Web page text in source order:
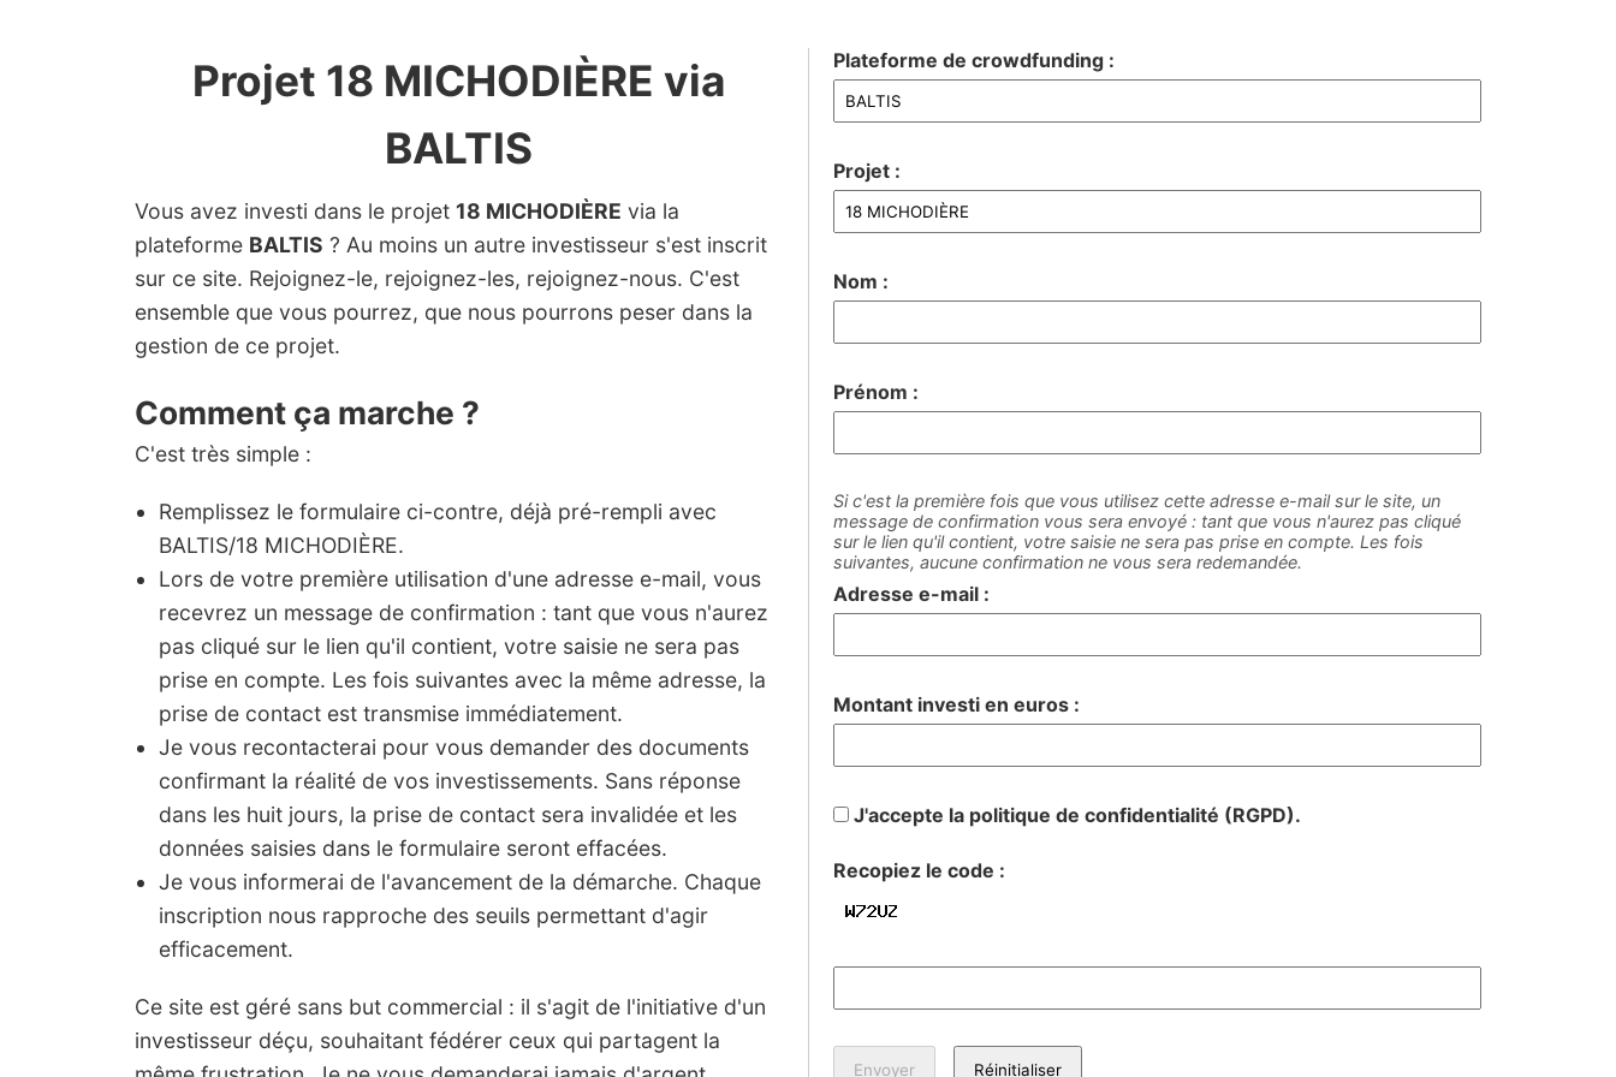
Projet 18 MICHODIÈRE via
BALTIS
Vous avez investi dans le projet 18 MICHODIÈRE via la
plateforme BALTIS ? Au moins un autre investisseur s'est inscrit
sur ce site. Rejoignez-le, rejoignez-les, rejoignez-nous. C'est
ensemble que vous pourrez, que nous pourrons peser dans la
gestion de ce projet.
Comment ça marche ?
C'est très simple :
Remplissez le formulaire ci-contre, déjà pré-rempli avec
BALTIS/18 MICHODIÈRE.
Lors de votre première utilisation d'une adresse e-mail, vous
recevrez un message de confirmation : tant que vous n'aurez
pas cliqué sur le lien qu'il contient, votre saisie ne sera pas
prise en compte. Les fois suivantes avec la même adresse, la
prise de contact est transmise immédiatement.
Je vous recontacterai pour vous demander des documents
confirmant la réalité de vos investissements. Sans réponse
dans les huit jours, la prise de contact sera invalidée et les
données saisies dans le formulaire seront effacées.
Je vous informerai de l'avancement de la démarche. Chaque
inscription nous rapproche des seuils permettant d'agir
efficacement.
Ce site est géré sans but commercial : il s'agit de l'initiative d'un
investisseur déçu, souhaitant fédérer ceux qui partagent la
Plateforme de crowdfunding :
Projet :
Nom :
Prénom :
Si c'est la première fois que vous utilisez cette adresse e-mail sur le site, un
message de confirmation vous sera envoyé : tant que vous n'aurez pas cliqué
sur le lien qu'il contient, votre saisie ne sera pas prise en compte. Les fois
suivantes, aucune confirmation ne vous sera redemandée.
Adresse e-mail :
Montant investi en euros :
J'accepte la politique de confidentialité (RGPD).
Recopiez le code :